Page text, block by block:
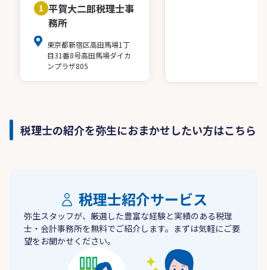
1 平賀大二郎税理士事
務所
東京都新宿区高田馬場1丁
目31番8号高田馬場ダイカ
ンプラザ805
税理士の紹介を弥生におまかせしたい方はこちら
税理士紹介サービス
弥生スタッフが、厳選した豊富な経験と実績のある税理
士・会計事務所を無料でご紹介します。まずは気軽にご要
望をお聞かせください。